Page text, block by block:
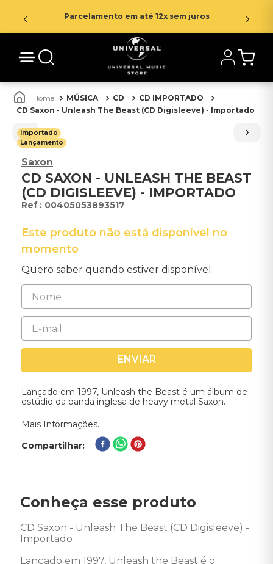
Parcelamento em até 12x sem juros
MÚSICA CD
CD IMPORTADO
CD Saxon - Unleash The Beast (CD Digisleeve) - Importado
Importado
Lançamento
Saxon
CD SAXON - UNLEASH THE BEAST
(CD DIGISLEEVE) - IMPORTADO
: 00405053893517
Este produto não está disponível no
momento
Quero saber quando estiver disponível
ENVIAR
Lançado em 1997, Unleash the Beast é um álbum de
estúdio da banda inglesa de heavy metal Saxon.
Mais Informações.
Compartilhar
Conheça esse produto
CD Saxon - Unleash The Beast (CD Digisleeve) -
Importado
Lançado em 1997, Unleash the Beast é o